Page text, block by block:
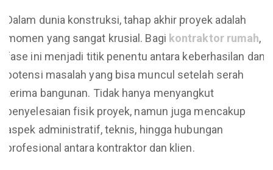
Dalam dunia konstruksi, tahap akhir proyek adalah
momen yang sangat krusial. Bagi kontraktor rumah,
fase ini menjadi titik penentu antara keberhasilan dan
potensi masalah yang bisa muncul setelah serah
terima bangunan. Tidak hanya menyangkut
penyelesaian fisik proyek, namun juga mencakup
aspek administratif, teknis, hingga hubungan
profesional antara kontraktor dan klien.